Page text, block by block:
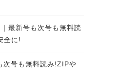
最新号も次号も無料読
全に!
次号も無料読み!ZIPや